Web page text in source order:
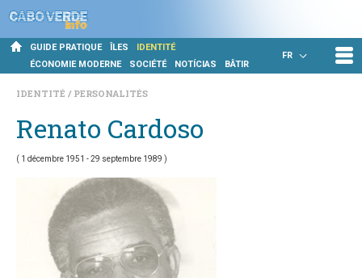
GUIDE PRATIQUE ÎLES
IDENTITÉ
ÉCONOMIE MODERNE
SOCIÉTÉ NOTÍCIAS BÂTIR
FR
IDENTITÉ PERSONALITÉS
Renato Cardoso
( 1 décembre 1951 - 29 septembre 1989 )